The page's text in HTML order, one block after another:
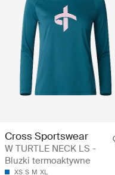
Cross Sportswear
W TURTLE NECK LS -
Bluzki termoaktywne
XS S M XL